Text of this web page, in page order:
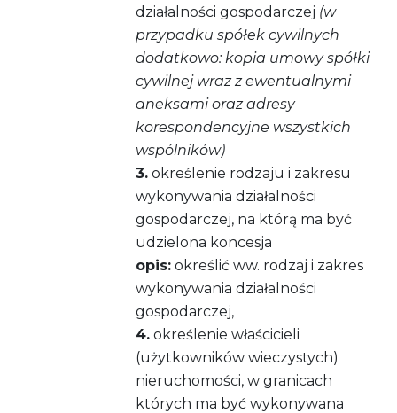
działalności gospodarczej (w
przypadku spółek cywilnych
dodatkowo: kopia umowy spółki
cywilnej wraz z ewentualnymi
aneksami oraz adresy
korespondencyjne wszystkich
wspólników)
3. określenie rodzaju i zakresu
wykonywania działalności
gospodarczej, na którą ma być
udzielona koncesja
opis: określić ww. rodzaj i zakres
wykonywania działalności
gospodarczej,
4. określenie właścicieli
(użytkowników wieczystych)
nieruchomości, w granicach
których ma być wykonywana